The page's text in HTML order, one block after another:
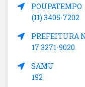
POUPATEMPO
(11) 3405-7202
PREFEITURA
17 3271-9020
SAMU
192